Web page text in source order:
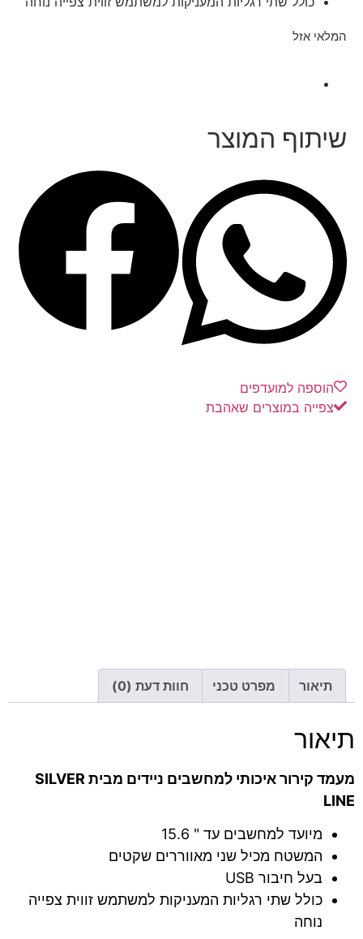
המלאי אזל
שיתוף המוצר
הוספה למועדפים
צפייה במוצרים שאהבת
תיאור מפרט טכני חוות דעת (0)
תיאור
מעמד קירור איכותי למחשבים ניידים מבית SILVER
LINE
מיועד למחשבים עד " 15.6
המשטח מכיל שני מאווררים שקטים
בעל חיבור USB
כולל שתי רגליות המעניקות למשתמש זווית צפייה
נוחה